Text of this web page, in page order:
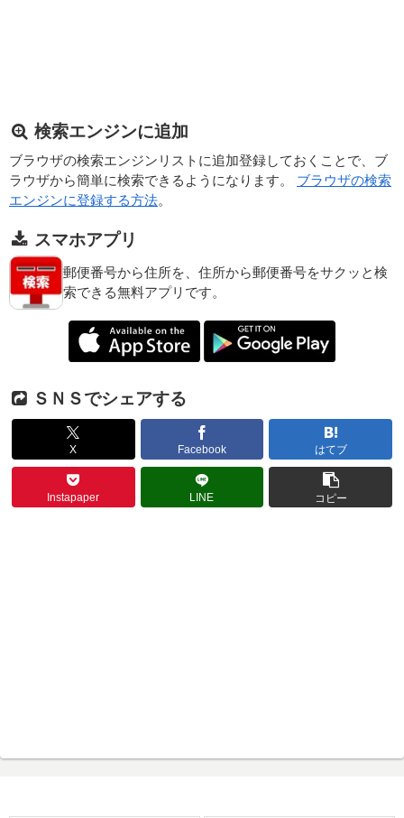
検索エンジンに追加
ブラウザの検索エンジンリストに追加登録しておくことで、ブ
ラウザから簡単に検索できるようになります。 ブラウザの検索
エンジンに登録する方法。
スマホアプリ
郵便番号から住所を、住所から郵便番号をサクッと検
索できる無料アプリです。
ＳＮＳでシェアする
X Facebook はてブ
Instapaper LINE コピー